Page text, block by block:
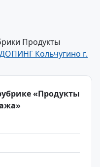
Продукты
ДОПИНГ Кольчугино г.
«Продукты